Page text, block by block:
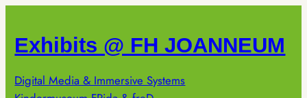
springen
Exhibits @ FH JOANNEUM
Digital Media & Immersive Systems